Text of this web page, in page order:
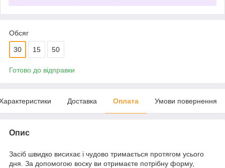
Обсяг
30 15 50
Готово до відправки
Доставка Оплата Умови повернення
Опис
Засіб швидко висихає і чудово тримається протягом усього
дня. За допомогою воску ви отримаєте потрібну форму,